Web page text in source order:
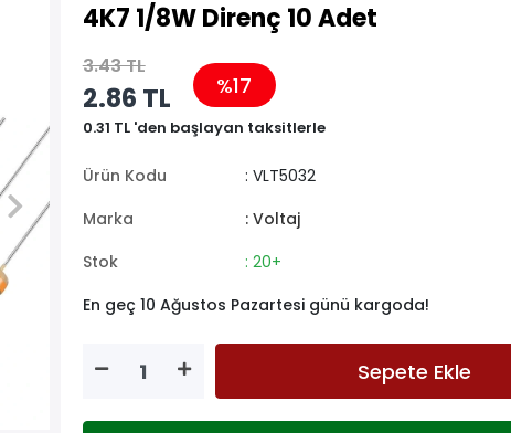
4K7 1/8W Direnç 10 Adet
3.43 TL
2.86 TL %17
0.31 TL 'den başlayan taksitlerle
Ürün Kodu
: VLT5032
Marka
: Voltaj
Stok
: 20+
En geç 10 Ağustos Pazartesi günü kargoda!
Sepete Ekle